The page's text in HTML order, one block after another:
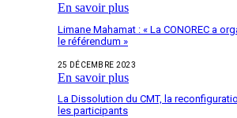
En savoir plus
Limane Mahamat : « La CONOREC a
le référendum »
25 DÉCEMBRE 2023
En savoir plus
La Dissolution du CMT, la
les participants